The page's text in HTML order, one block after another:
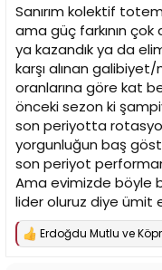
Sanırım kolektif
ama güç farkının
ya kazandık ya da
karşı alınan
oranlarına göre kat
önceki sezon ki
son periyotta
yorgunluğun baş
son periyot
Ama evimizde böyle
lider oluruz diye ümit
T
Erdoğdu Mutlu ve